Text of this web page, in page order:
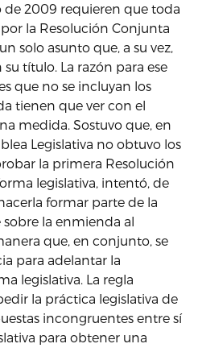
2009 requieren que toda
la Resolución Conjunta
solo asunto que, a su vez,
título. La razón para ese
que no se incluyan los
tienen que ver con el
medida. Sostuvo que, en
Legislativa no obtuvo los
la primera Resolución
legislativa, intentó, de
formar parte de la
la enmienda al
que, en conjunto, se
para adelantar la
legislativa. La regla
la práctica legislativa de
incongruentes entre sí
para obtener una